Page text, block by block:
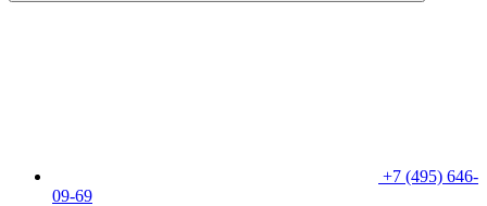
+7 (495) 646-
09-69